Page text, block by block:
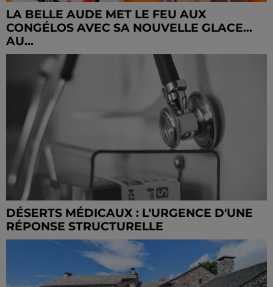
LA BELLE AUDE MET LE FEU AUX
CONGÉLOS AVEC SA NOUVELLE GLACE...
AU...
DÉSERTS MÉDICAUX : L'URGENCE D'UNE
RÉPONSE STRUCTURELLE